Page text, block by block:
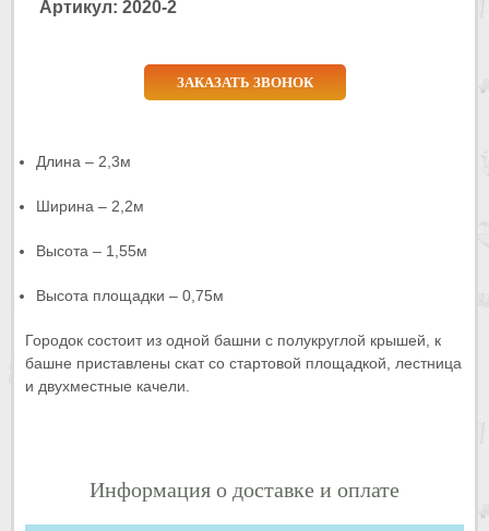
Артикул: 2020-2
ЗАКАЗАТЬ ЗВОНОК
Длина – 2,3м
Ширина – 2,2м
Высота – 1,55м
Высота площадки – 0,75м
Городок состоит из одной башни с полукруглой крышей, к
башне приставлены скат со стартовой площадкой, лестница
и двухместные качели.
Информация о доставке и оплате